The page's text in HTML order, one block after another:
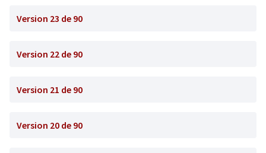
Version 23 de 90
Version 22 de 90
Version 21 de 90
Version 20 de 90